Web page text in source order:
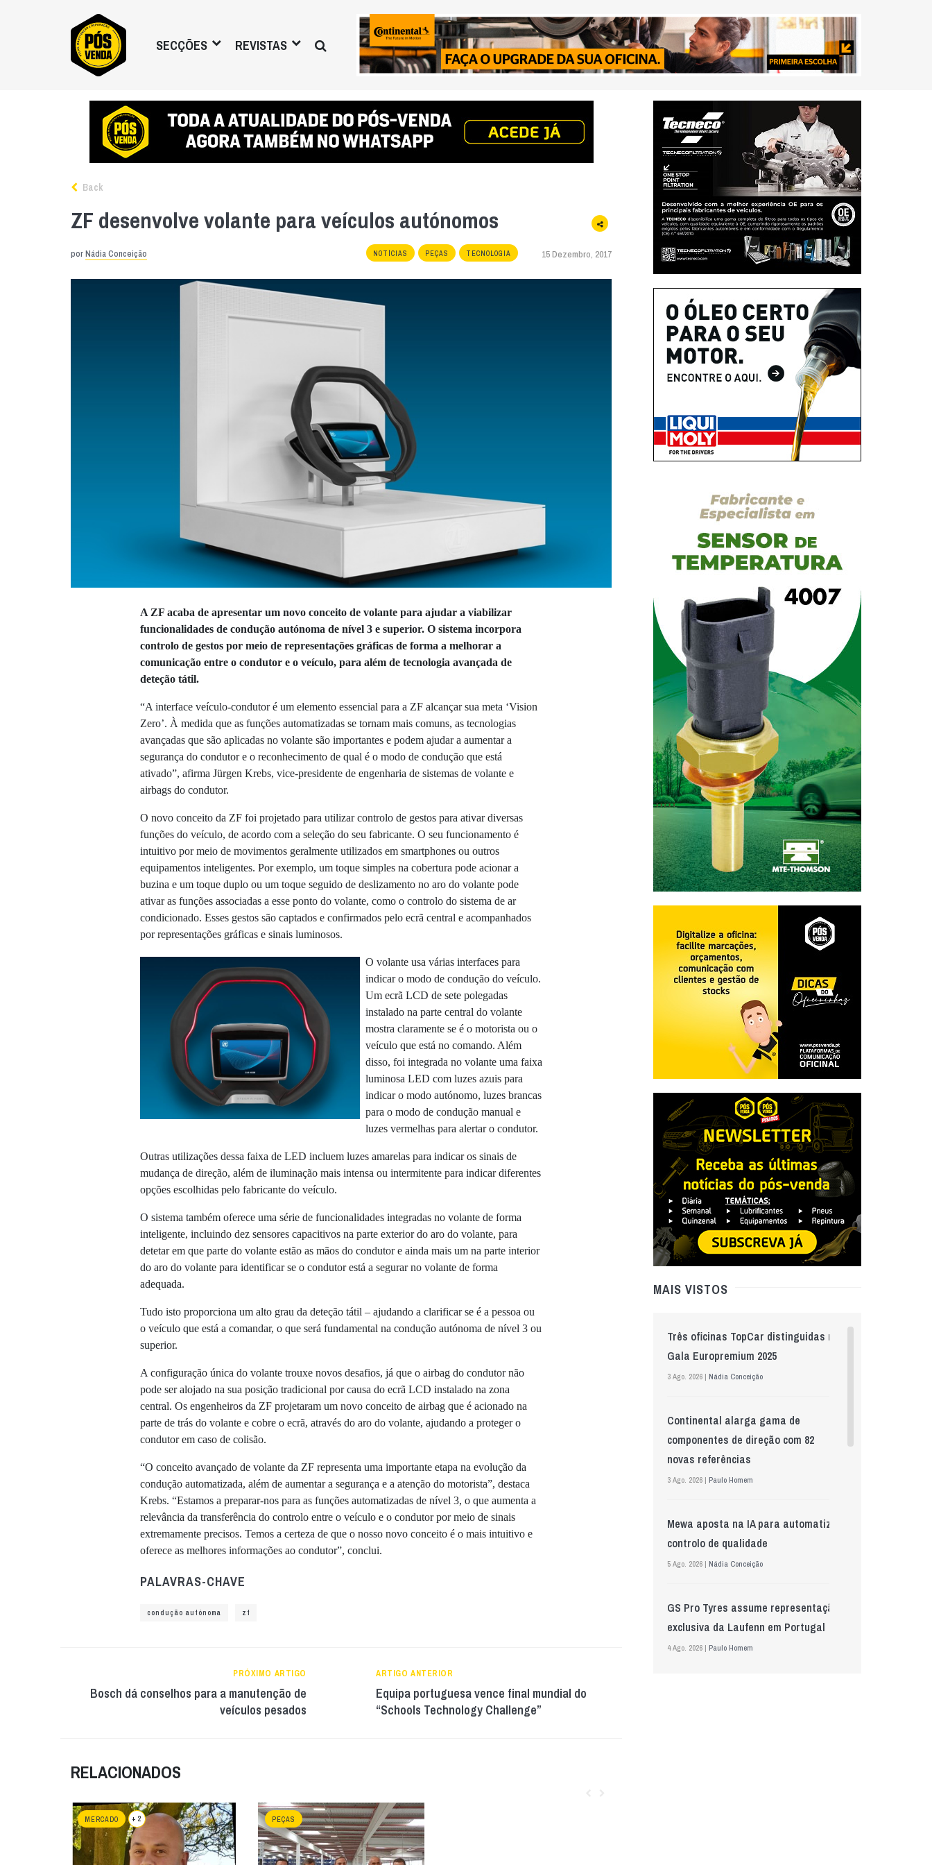
SECÇÕES REVISTAS
Back
ZF desenvolve volante para veículos autónomos
porNádia Conceição NOTÍCIAS PEÇAS TECNOLOGIA 15 Dezembro, 2017
A ZF acaba de apresentar um novo conceito de volante para ajudar a viabilizar
funcionalidades de condução autónoma de nível 3 e superior. O sistema incorpora
controlo de gestos por meio de representações gráficas de forma a melhorar a
comunicação entre o condutor e o veículo, para além de tecnologia avançada de
deteção tátil.
“A interface veículo-condutor é um elemento essencial para a ZF alcançar sua meta ‘Vision
Zero’. À medida que as funções automatizadas se tornam mais comuns, as tecnologias
avançadas que são aplicadas no volante são importantes e podem ajudar a aumentar a
segurança do condutor e o reconhecimento de qual é o modo de condução que está
ativado”, afirma Jürgen Krebs, vice-presidente de engenharia de sistemas de volante e
airbags do condutor.
O novo conceito da ZF foi projetado para utilizar controlo de gestos para ativar diversas
funções do veículo, de acordo com a seleção do seu fabricante. O seu funcionamento é
intuitivo por meio de movimentos geralmente utilizados em smartphones ou outros
equipamentos inteligentes. Por exemplo, um toque simples na cobertura pode acionar a
buzina e um toque duplo ou um toque seguido de deslizamento no aro do volante pode
ativar as funções associadas a esse ponto do volante, como o controlo do sistema de ar
condicionado. Esses gestos são captados e confirmados pelo ecrã central e acompanhados
por representações gráficas e sinais luminosos.
O volante usa várias interfaces para
indicar o modo de condução do veículo.
Um ecrã LCD de sete polegadas
instalado na parte central do volante
mostra claramente se é o motorista ou o
veículo que está no comando. Além
disso, foi integrada no volante uma faixa
luminosa LED com luzes azuis para
indicar o modo autónomo, luzes brancas
para o modo de condução manual e
luzes vermelhas para alertar o condutor.
Outras utilizações dessa faixa de LED incluem luzes amarelas para indicar os sinais de
mudança de direção, além de iluminação mais intensa ou intermitente para indicar diferentes
opções escolhidas pelo fabricante do veículo.
O sistema também oferece uma série de funcionalidades integradas no volante de forma
inteligente, incluindo dez sensores capacitivos na parte exterior do aro do volante, para
detetar em que parte do volante estão as mãos do condutor e ainda mais um na parte interior
do aro do volante para identificar se o condutor está a segurar no volante de forma
adequada.
Tudo isto proporciona um alto grau da deteção tátil – ajudando a clarificar se é a pessoa ou
o veículo que está a comandar, o que será fundamental na condução autónoma de nível 3 ou
superior.
A configuração única do volante trouxe novos desafios, já que o airbag do condutor não
pode ser alojado na sua posição tradicional por causa do ecrã LCD instalado na zona
central. Os engenheiros da ZF projetaram um novo conceito de airbag que é acionado na
parte de trás do volante e cobre o ecrã, através do aro do volante, ajudando a proteger o
condutor em caso de colisão.
“O conceito avançado de volante da ZF representa uma importante etapa na evolução da
condução automatizada, além de aumentar a segurança e a atenção do motorista”, destaca
Krebs. “Estamos a preparar-nos para as funções automatizadas de nível 3, o que aumenta a
relevância da transferência do controlo entre o veículo e o condutor por meio de sinais
extremamente precisos. Temos a certeza de que o nosso novo conceito é o mais intuitivo e
oferece as melhores informações ao condutor”, conclui.
PALAVRAS-CHAVE
condução autónoma zf
PRÓXIMO ARTIGO
Bosch dá conselhos para a manutenção de
veículos pesados
ARTIGO ANTERIOR
Equipa portuguesa vence final mundial do
“Schools Technology Challenge”
RELACIONADOS
MERCADO + 2 PEÇAS
MAIS VISTOS
Três oficinas TopCar distinguidas na
Gala Europremium 2025
3 Ago. 2026 | Nádia Conceição
Continental alarga gama de
componentes de direção com 82
novas referências
3 Ago. 2026 | Paulo Homem
Mewa aposta na IA para automatizar
controlo de qualidade
5 Ago. 2026 | Nádia Conceição
GS Pro Tyres assume representação
exclusiva da Laufenn em Portugal
4 Ago. 2026 | Paulo Homem